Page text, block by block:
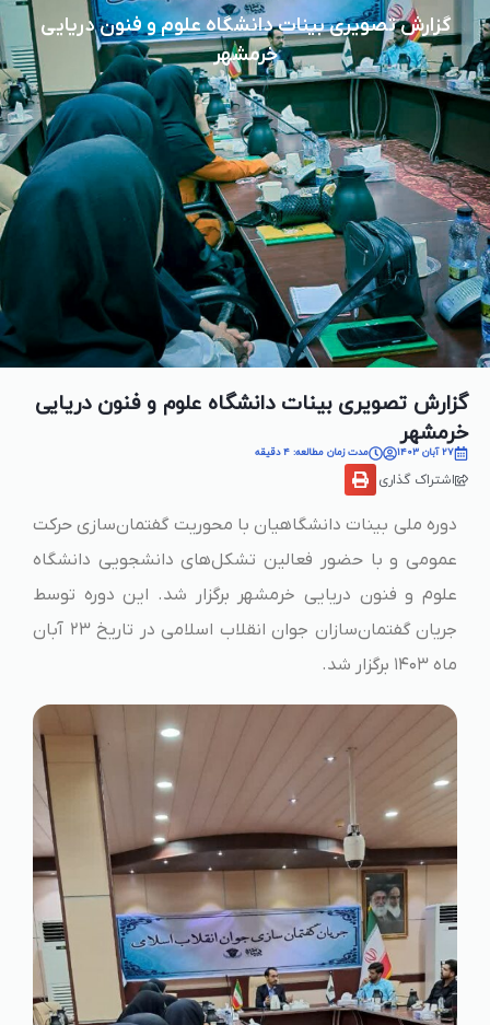
گزارش تصویری بینات دانشگاه علوم و فنون دریایی
خرمشهر
گزارش تصویری بینات دانشگاه علوم و فنون دریایی
خرمشهر
27 آبان 1403 مدت زمان مطالعه: 4 دقیقه
اشتراک گذاری
دوره ملی بینات دانشگاهیان با محوریت گفتمان‌سازی حرکت
عمومی و با حضور فعالین تشکل‌های دانشجویی دانشگاه
علوم و فنون دریایی خرمشهر برگزار شد. این دوره توسط
جریان گفتمان‌سازان جوان انقلاب اسلامی در تاریخ ۲۳ آبان
ماه ۱۴۰۳ برگزار شد.